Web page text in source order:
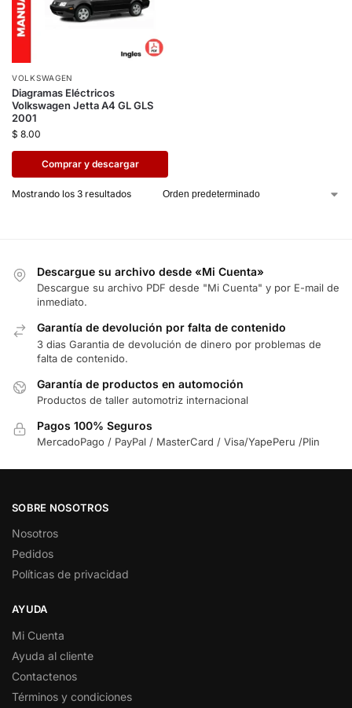
VOLKSWAGEN
Diagramas Eléctricos
Volkswagen Jetta A4 GL GLS
2001
$ 8.00
Comprar y descargar
Mostrando los 3 resultados
Descargue su archivo desde «Mi Cuenta»
Descargue su archivo PDF desde "Mi Cuenta" y por E-mail de
inmediato.
Garantía de devolución por falta de contenido
3 dias Garantia de devolución de dinero por problemas de
falta de contenido.
Garantía de productos en automoción
Productos de taller automotriz internacional
Pagos 100% Seguros
MercadoPago / PayPal / MasterCard / Visa/YapePeru /Plin
SOBRE NOSOTROS
Nosotros
Pedidos
Políticas de privacidad
AYUDA
Mi Cuenta
Ayuda al cliente
Contactenos
Términos y condiciones